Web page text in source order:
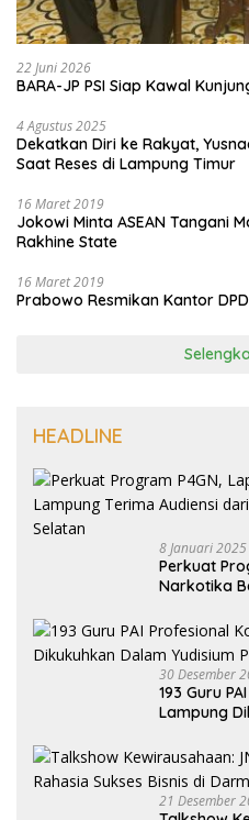
22 Juni 2026
BARA-JP PSI Siap Kawal
4 Agustus 2025
Dekatkan Diri ke Rakyat,
Saat Reses di Lampung Timur
16 Maret 2019
Jokowi Minta ASEAN Tangani
Rakhine State
16 Maret 2019
Prabowo Resmikan Kantor
HEADLINE
8 Januari 2025
Perkuat
Narkotika
Selatan
30 Desember
193 Guru
Lampung
21 Desember